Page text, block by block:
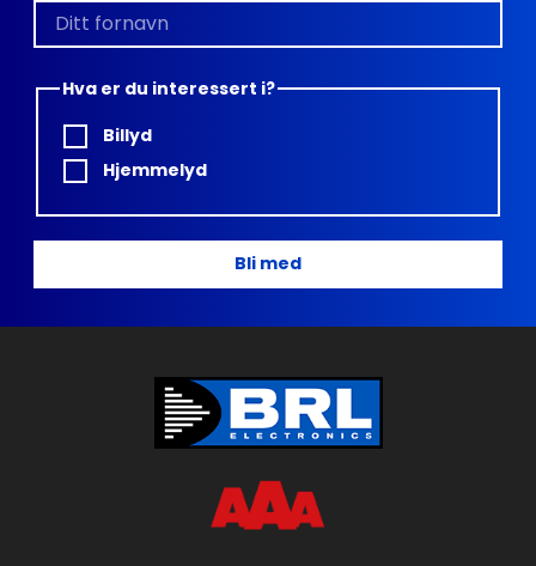
Hva er du interessert i?
Billyd
Hjemmelyd
Bli med